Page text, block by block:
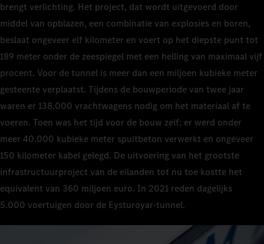
brengt verlichting. Het project, dat wordt uitgevoerd door
middel van opblazen, een combinatie van explosies en boren,
beslaat ongeveer elf kilometer en voert op het diepste punt tot
189 meter onder de zeespiegel met een helling van maximaal vijf
procent. Voor de tunnel is meer dan een miljoen kubieke meter
gesteente verplaatst. Tijdens de bouwperiode van twee jaar
waren er 138.000 vrachtwagens nodig om het materiaal af te
voeren. Toen was het tijd voor de bouw zelf: er werd onder
meer 40.000 kubieke meter spuitbeton verwerkt en ongeveer
150 kilometer kabel gelegd. De uitvoering van het grootste
infrastructuurproject van de eilanden tot nu toe kostte het
equivalent van 360 miljoen euro. In 2021 reden dagelijks
5.000 voertuigen door de Eysturoyar-tunnel.